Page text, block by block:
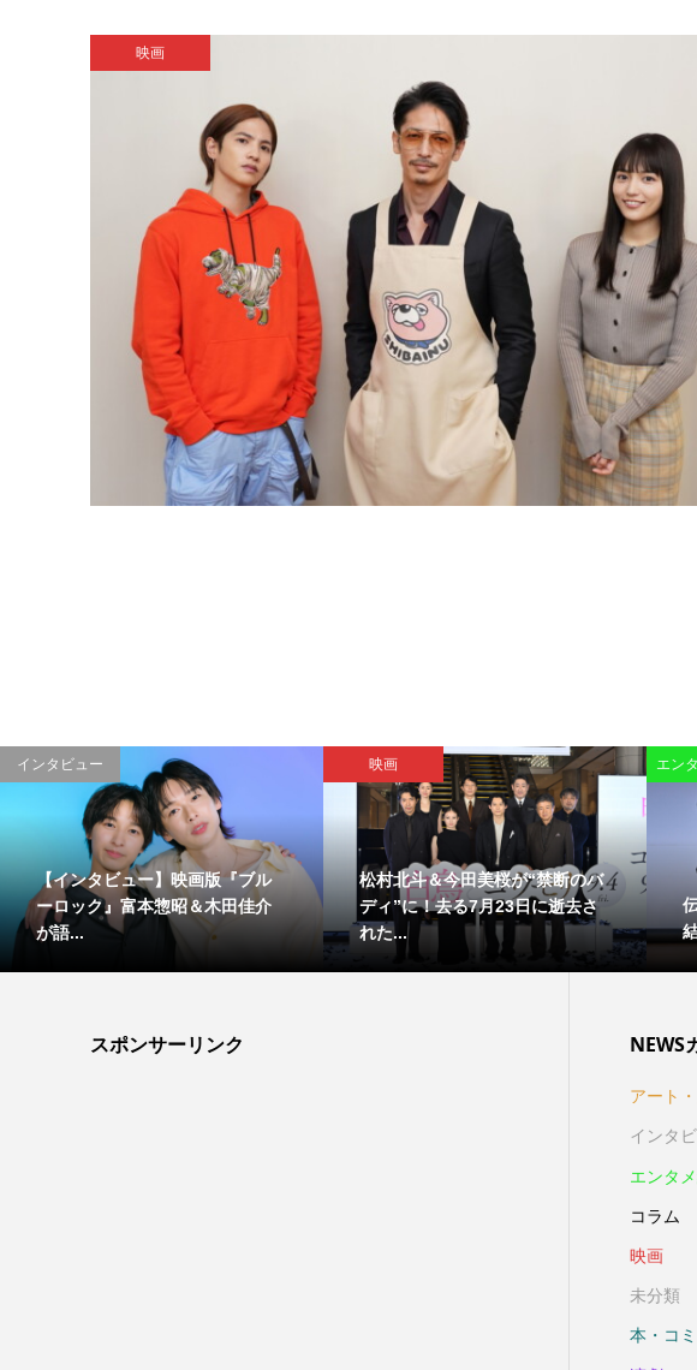
映画
インタビュー
【インタビュー】映画版『ブル
ーロック』富本惣昭＆木田佳介
が語...
映画
松村北斗＆今田美桜が“禁断のバ
ディ”に！去る7月23日に逝去さ
れた...
エン
スポンサーリンク NEWS
アート
インタ
エンタ
コラム
映画
未分類
本・コ